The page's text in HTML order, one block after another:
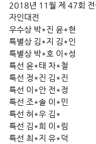
2018년 11월 제 47회 전
자인대전
우수상 박*진 윤*현
특별상 김*지 김*인
특별상 박*호 이*성
특선 윤*태 차*철
특선 정*진 김*진
특선 이*안 전*정
특선 조*솔 이*민
특선 허*우 김*
특선 김*희 이*림
특선 최*지 유*덕